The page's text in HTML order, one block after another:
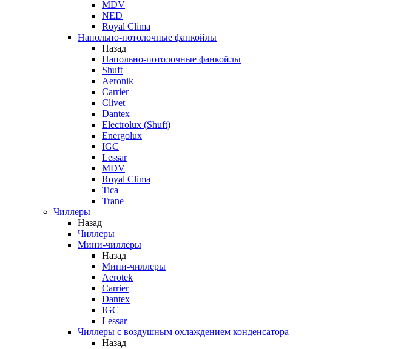
MDV
NED
Royal Clima
Напольно-потолочные фанкойлы
Назад
Напольно-потолочные фанкойлы
Shuft
Aeronik
Carrier
Clivet
Dantex
Electrolux (Shuft)
Energolux
IGC
Lessar
MDV
Royal Clima
Tica
Trane
Чиллеры
Назад
Чиллеры
Мини-чиллеры
Назад
Мини-чиллеры
Aerotek
Carrier
Dantex
IGC
Lessar
Чиллеры с воздушным охлаждением конденсатора
Назад